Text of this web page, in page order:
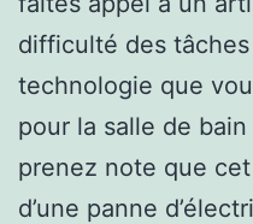
difficulté des
technologie que
pour la salle de
prenez note que
d’une panne